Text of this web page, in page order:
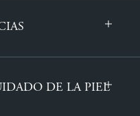
DE LA PIEL